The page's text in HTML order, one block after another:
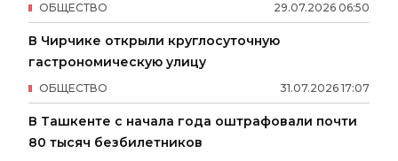
29.07.2026 06:50
ОБЩЕСТВО
В Чирчике открыли круглосуточную
гастрономическую улицу
31.07.2026 17:07
ОБЩЕСТВО
В Ташкенте с начала года оштрафовали почти
80 тысяч безбилетников